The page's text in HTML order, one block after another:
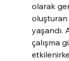
olarak
yaşandı.
çalışma